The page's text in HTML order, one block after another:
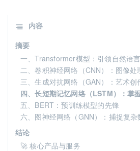
内容
摘要
一、Transformer模型：引领自然语
二、卷积神经网络（CNN）：图像处
三、生成对抗网络（GAN）：艺术创
四、长短期记忆网络（LSTM）：掌
五、BERT：预训练模型的先锋
六、图神经网络（GNN）：捕捉复杂
结论
🚀 核心产品与服务